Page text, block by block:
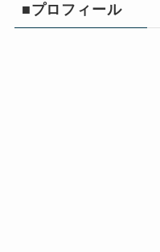
■プロフィール